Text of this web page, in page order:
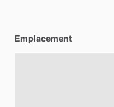
Emplacement